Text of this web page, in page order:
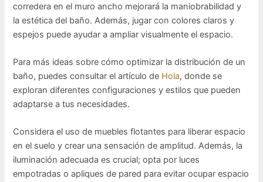
corredera en el muro ancho mejorará la maniobrabilidad y
la estética del baño. Además, jugar con colores claros y
espejos puede ayudar a ampliar visualmente el espacio.
Para más ideas sobre cómo optimizar la distribución de un
baño, puedes consultar el artículo de Hola, donde se
exploran diferentes configuraciones y estilos que pueden
adaptarse a tus necesidades.
Considera el uso de muebles flotantes para liberar espacio
en el suelo y crear una sensación de amplitud. Además, la
iluminación adecuada es crucial; opta por luces
empotradas o apliques de pared para evitar ocupar espacio